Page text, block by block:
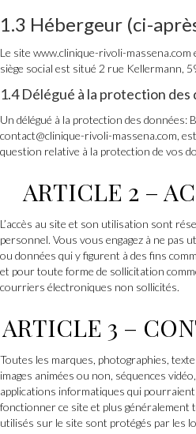
1.3 Hébergeur (ci-
Le site www.clinique-rivoli-massena.com
siège social est situé 2 rue Kellermann,
1.4 Délégué à la protection des
Un délégué à la protection des données:
contact@clinique-rivoli-massena.com,
question relative à la protection de vos
ARTICLE 2 –
L’accès au site et son utilisation sont
personnel. Vous vous engagez à ne pas
ou données qui y figurent à des fins
et pour toute forme de sollicitation
courriers électroniques non sollicités.
ARTICLE 3 –
Toutes les marques, photographies,
images animées ou non, séquences
applications informatiques qui
fonctionner ce site et plus
utilisés sur le site sont protégés par les